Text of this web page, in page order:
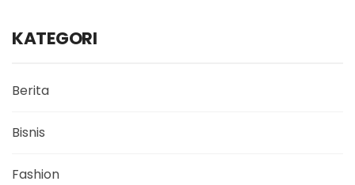
KATEGORI
Berita
Bisnis
Fashion